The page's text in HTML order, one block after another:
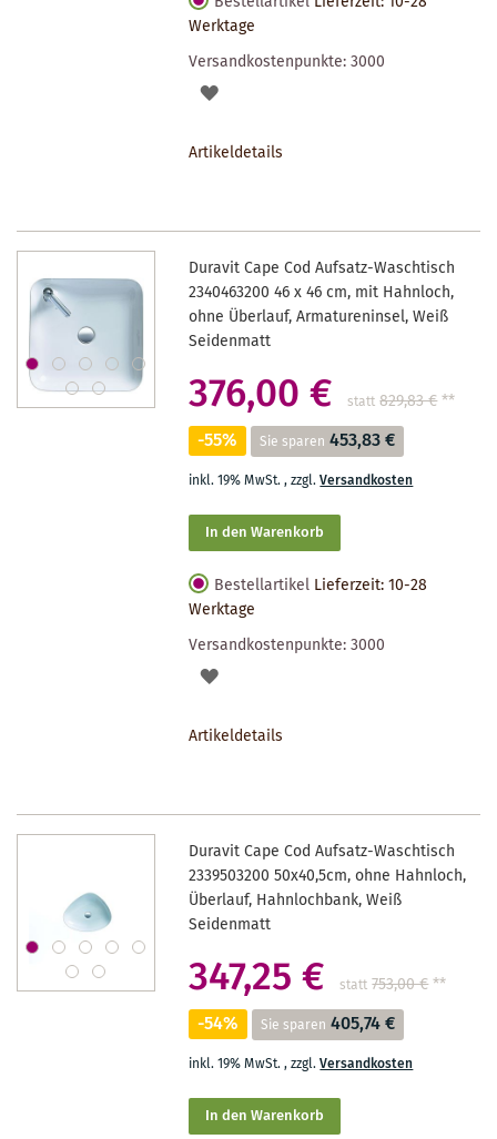
Werktage
Versandkostenpunkte:3000
AUF
Artikeldetails
Duravit Cape Cod Aufsatz-Waschtisch
2340463200 46 x 46 cm, mit Hahnloch,
ohne Überlauf, Armatureninsel, Weiß
Seidenmatt
376,00 € statt 829,83 €**
-55% Sie sparen 453,83 €
inkl. 19% MwSt.,zzgl.Versandkosten
In den Warenkorb
Bestellartikel Lieferzeit: 10-28
Werktage
Versandkostenpunkte:3000
AUF
Artikeldetails
Duravit Cape Cod Aufsatz-Waschtisch
2339503200 50x40,5cm, ohne Hahnloch,
Überlauf, Hahnlochbank, Weiß
Seidenmatt
347,25 € statt 753,00 €**
-54% Sie sparen 405,74 €
inkl. 19% MwSt.,zzgl.Versandkosten
In den Warenkorb